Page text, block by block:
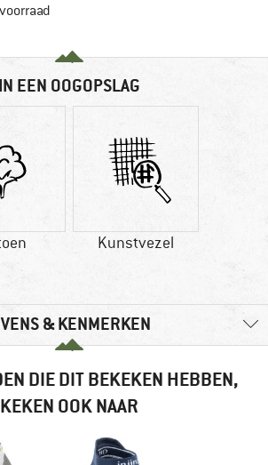
IN EEN OOGOPSLAG
Kunstvezel
& KENMERKEN
DIE DIT BEKEKEN HEBBEN,
KEKEN OOK NAAR